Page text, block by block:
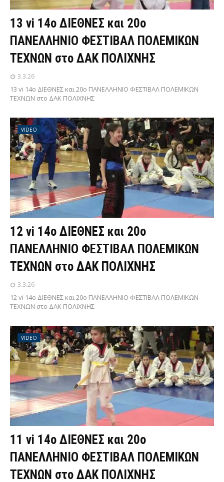
13 vi 14ο ΔΙΕΘΝΕΣ και 20ο
ΠΑΝΕΛΛΗΝΙΟ ΦΕΣΤΙΒΑΛ ΠΟΛΕΜΙΚΩΝ
ΤΕΧΝΩΝ στο ΔΑΚ ΠΟΛΙΧΝΗΣ
3.3.26
13 vi 14ο ΔΙΕΘΝΕΣ και 20ο ΠΑΝΕΛΛΗΝΙΟ ΦΕΣΤΙΒΑΛ ΠΟΛΕΜΙΚΩΝ
ΤΕΧΝΩΝ στο ΔΑΚ ΠΟΛΙΧΝΗΣ
VIDEO
12 vi 14ο ΔΙΕΘΝΕΣ και 20ο
ΠΑΝΕΛΛΗΝΙΟ ΦΕΣΤΙΒΑΛ ΠΟΛΕΜΙΚΩΝ
ΤΕΧΝΩΝ στο ΔΑΚ ΠΟΛΙΧΝΗΣ
3.3.26
12 vi 14ο ΔΙΕΘΝΕΣ και 20ο ΠΑΝΕΛΛΗΝΙΟ ΦΕΣΤΙΒΑΛ ΠΟΛΕΜΙΚΩΝ
ΤΕΧΝΩΝ στο ΔΑΚ ΠΟΛΙΧΝΗΣ
VIDEO
11 vi 14ο ΔΙΕΘΝΕΣ και 20ο
ΠΑΝΕΛΛΗΝΙΟ ΦΕΣΤΙΒΑΛ ΠΟΛΕΜΙΚΩΝ
ΤΕΧΝΩΝ στο ΔΑΚ ΠΟΛΙΧΝΗΣ